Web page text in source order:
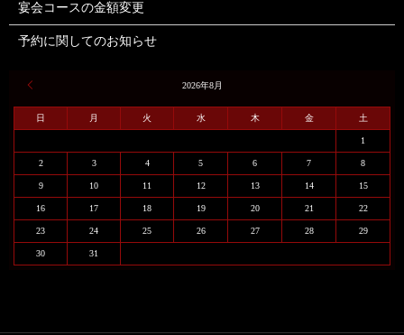
宴会コースの金額変更
予約に関してのお知らせ
2026年8月
日 月 火 水 木 金 土
1
2 3 4 5 6 7 8
9 10 11 12 13 14 15
16 17 18 19 20 21 22
23 24 25 26 27 28 29
30 31